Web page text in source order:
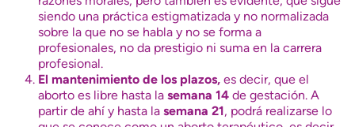
siendo una práctica estigmatizada y no normalizada
sobre la que no se habla y no se forma a
profesionales, no da prestigio ni suma en la carrera
profesional.
El mantenimiento de los plazos, es decir, que el
aborto es libre hasta la semana 14 de gestación. A
partir de ahí y hasta la semana 21, podrá realizarse lo